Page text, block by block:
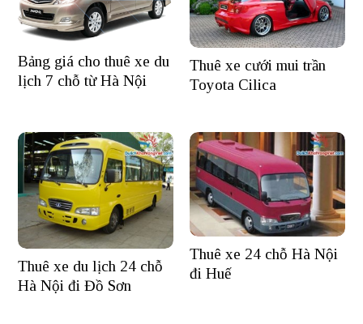
Bảng giá cho thuê xe du
lịch 7 chỗ từ Hà Nội
Thuê xe cưới mui trần
Toyota Cilica
Thuê xe du lịch 24 chỗ
Hà Nội đi Đồ Sơn
Thuê xe 24 chỗ Hà Nội
đi Huế